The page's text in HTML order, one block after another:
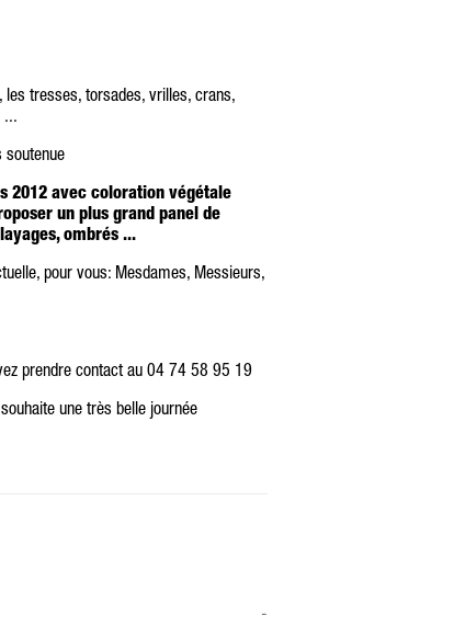
tresses, torsades, vrilles, crans,
...
soutenue
2012 avec coloration végétale
un plus grand panel de
ombrés ...
pour vous: Mesdames, Messieurs,
prendre contact au 04 74 58 95 19
une très belle journée
-